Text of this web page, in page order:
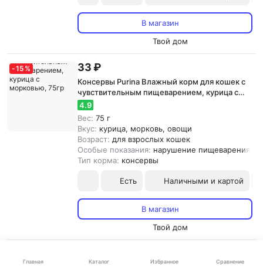
Главная Каталог Избранное Сравнение
В магазин
Твой дом
-15 % 33 ₽
Консервы Purina Влажный корм для кошек с
чувствительным пищеварением, курица с
морковью, 75гр
4.9
Вес: 75 г
Вкус: курица, морковь, овощи
Возраст: для взрослых кошек
Особые показания: нарушение пищеварения
Тип корма: консервы
Есть Наличными и картой
В магазин
Твой дом
Консервы Gourmet Влажный корм Perl Желе